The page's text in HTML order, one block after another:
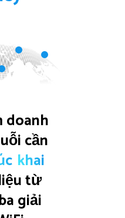
doanh
cần
khai
từ
giải